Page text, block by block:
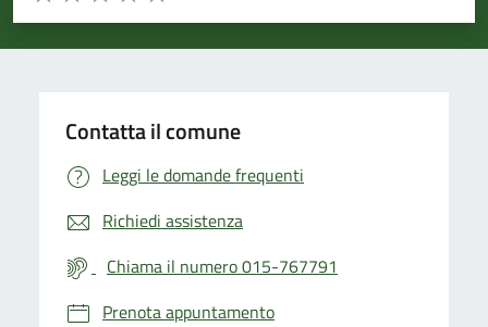
Valuta 5 stelle su 5
Valuta 4 stelle su 5
Valuta 3 stelle su 5
Valuta 2 stelle su 5
Valuta 1 stelle su 5
Contatta il comune
Leggi le domande frequenti
Richiedi assistenza
Chiama il numero 015-767791
Prenota appuntamento